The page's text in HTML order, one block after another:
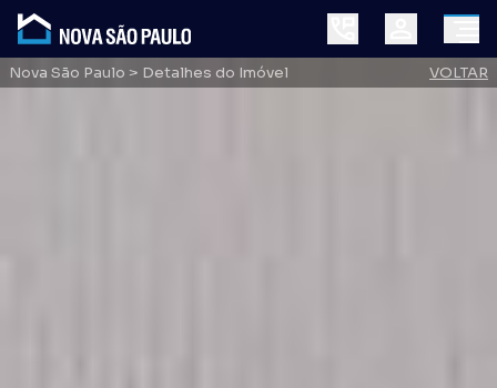
Nova São Paulo > Detalhes do Imóvel VOLTAR